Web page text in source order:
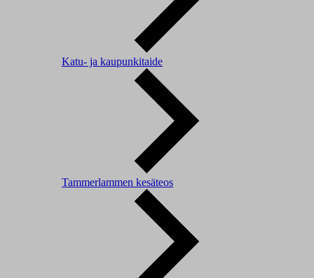
Katu- ja kaupunkitaide
Tammerlammen kesäteos